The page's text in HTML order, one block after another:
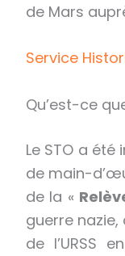
de Mars
Service
Qu’est-ce
Le STO a
de main-
de la «
guerre
de l’URSS